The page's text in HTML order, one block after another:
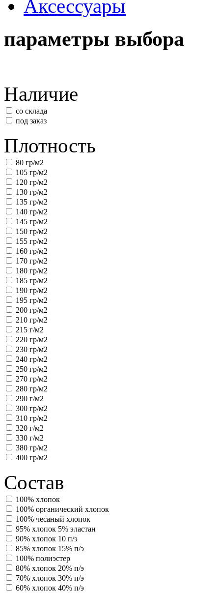
Аксессуары
параметры выбора
Наличие
со склада
под заказ
Плотность
80 гр/м2
105 гр/м2
120 гр/м2
130 гр/м2
135 гр/м2
140 гр/м2
145 гр/м2
150 гр/м2
155 гр/м2
160 гр/м2
170 гр/м2
180 гр/м2
185 гр/м2
190 гр/м2
195 гр/м2
200 гр/м2
210 гр/м2
215 г/м2
220 гр/м2
230 гр/м2
240 гр/м2
250 гр/м2
270 гр/м2
280 гр/м2
290 г/м2
300 гр/м2
310 гр/м2
320 г/м2
330 г/м2
380 гр/м2
400 гр/м2
Состав
100% хлопок
100% органический хлопок
100% чесаный хлопок
95% хлопок 5% эластан
90% хлопок 10 п/э
85% хлопок 15% п/э
100% полиэстер
80% хлопок 20% п/э
70% хлопок 30% п/э
60% хлопок 40% п/э